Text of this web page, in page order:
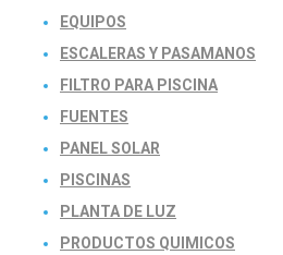
EQUIPOS
ESCALERAS Y PASAMANOS
FILTRO PARA PISCINA
FUENTES
PANEL SOLAR
PISCINAS
PLANTA DE LUZ
PRODUCTOS QUIMICOS